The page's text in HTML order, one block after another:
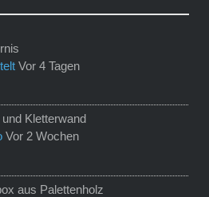
Vor 4 Tagen
Kletterwand
Vor 2 Wochen
aus Palettenholz